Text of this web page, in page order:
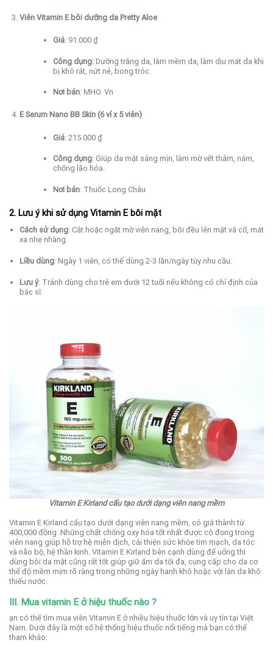
Viên Vitamin E bôi dưỡng da Pretty Aloe
Giá: 91.000 ₫
Công dụng: Dưỡng trắng da, làm mềm da, làm dịu mát da khi
bị khô rát, nứt nẻ, bong tróc.
Nơi bán: MHO. Vn
E Serum Nano BB Skin (6 vỉ x 5 viên)
Giá: 215.000 ₫
Công dụng: Giúp da mặt sáng mịn, làm mờ vết thâm, nám,
chống lão hóa.
Nơi bán: Thuốc Long Châu
2. Lưu ý khi sử dụng Vitamin E bôi mặt
Cách sử dụng: Cắt hoặc ngắt mờ viên nang, bôi đều lên mặt và cổ, mát
xa nhẹ nhàng.
Liều dùng: Ngày 1 viên, có thể dùng 2-3 lần/ngày tùy nhu cầu.
Lưu ý: Tránh dùng cho trẻ em dưới 12 tuổi nếu không có chỉ định của
bác sĩ.
Vitamin E Kirland cấu tạo dưới dạng viên nang mềm
Vitamin E Kirland cấu tạo dưới dạng viên nang mềm, có giá thành từ
400,000 đồng. Những chất chống oxy hóa tốt nhất được cô đọng trong
viên nang giúp hỗ trợ hệ miễn dịch, cải thiện sức khỏe tim mạch, da tóc
và não bộ, hệ thần kinh. Vitamin E Kirland bên cạnh dùng để uống thì
dùng bôi da mặt cũng rất tốt.giúp giữ ẩm da tối đa, cung cấp cho da cơ
thể độ mềm mịm rõ ràng trong những ngày hanh khô hoặc với làn da khô
thiếu nước.
III. Mua vitamin E ở hiệu thuốc nào ?
ạn có thể tìm mua viên Vitamin E ở nhiều hiệu thuốc lớn và uy tín tại Việt
Nam. Dưới đây là một số hệ thống hiệu thuốc nổi tiếng mà bạn có thể
tham khảo: